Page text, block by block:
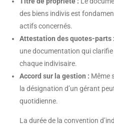
des biens indivis est
actifs concernés.
Attestation des quotes-parts :
une documentation qui
chaque indivisaire.
Accord sur la gestion : Même
la désignation d’un gérant
quotidienne.
La durée de la convention